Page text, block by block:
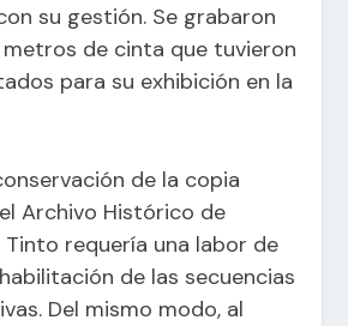
su gestión. Se grabaron
de cinta que tuvieron
para su exhibición en la
de la copia
Archivo Histórico de
Tinto requería una labor de
de las secuencias
Del mismo modo, al